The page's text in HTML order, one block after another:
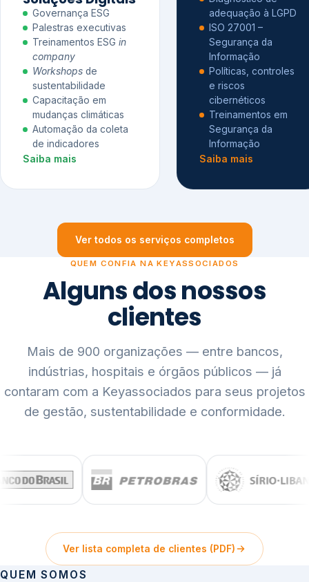
Governança ESG
Palestras executivas
Treinamentos ESG in
company
Workshops de
sustentabilidade
Capacitação em
mudanças climáticas
Automação da coleta
de indicadores
Saiba mais
adequação à LGPD
ISO 27001 –
Segurança da
Informação
Políticas, controles
e riscos
cibernéticos
Treinamentos em
Segurança da
Informação
Saiba mais
Ver todos os serviços completos
QUEM CONFIA NA KEYASSOCIADOS
Alguns dos nossos
clientes
Mais de 900 organizações — entre bancos,
indústrias, hospitais e órgãos públicos — já
contaram com a Keyassociados para seus projetos
de gestão, sustentabilidade e conformidade.
Ver lista completa de clientes (PDF)
QUEM SOMOS